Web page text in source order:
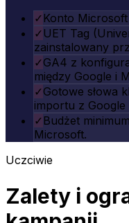
✓ Konto
✓ UET Tag
zainstalowany
✓GA4 z
między Google i
✓Gotowe słowa
importu z Google
✓ Budżet
Microsoft.
Uczciwie
Zalety i